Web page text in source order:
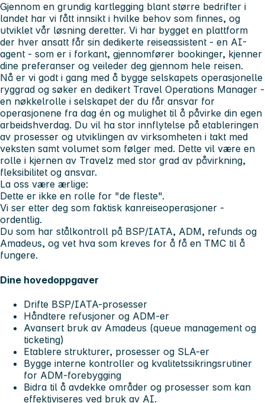
Gjennom en grundig kartlegging blant større bedrifter i
landet har vi fått innsikt i hvilke behov som finnes, og
utviklet vår løsning deretter. Vi har bygget en plattform
der hver ansatt får sin dedikerte reiseassistent - en AI-
agent - som er i forkant, gjennomfører bookinger, kjenner
dine preferanser og veileder deg gjennom hele reisen.
Nå er vi godt i gang med å bygge selskapets operasjonelle
ryggrad og søker en dedikert Travel Operations Manager -
en nøkkelrolle i selskapet der du får ansvar for
operasjonene fra dag én og mulighet til å påvirke din egen
arbeidshverdag. Du vil ha stor innflytelse på etableringen
av prosesser og utviklingen av virksomheten i takt med
veksten samt volumet som følger med. Dette vil være en
rolle i kjernen av Travelz med stor grad av påvirkning,
fleksibilitet og ansvar.
La oss være ærlige:
Dette er ikke en rolle for "de fleste".
Vi ser etter deg som faktisk kanreiseoperasjoner -
ordentlig.
Du som har stålkontroll på BSP/IATA, ADM, refunds og
Amadeus, og vet hva som kreves for å få en TMC til å
fungere.
Dine hovedoppgaver
Drifte BSP/IATA-prosesser
Håndtere refusjoner og ADM-er
Avansert bruk av Amadeus (queue management og
ticketing)
Etablere strukturer, prosesser og SLA-er
Bygge interne kontroller og kvalitetssikringsrutiner
for ADM-forebygging
Bidra til å avdekke områder og prosesser som kan
effektiviseres ved bruk av AI.